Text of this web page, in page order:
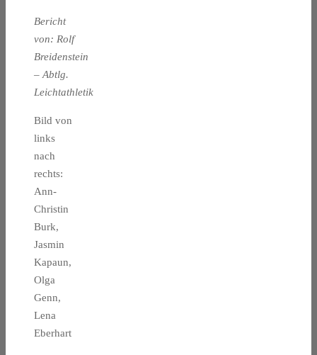
Bericht
von: Rolf
Breidenstein
– Abtlg.
Leichtathletik
Bild von
links
nach
rechts:
Ann-
Christin
Burk,
Jasmin
Kapaun,
Olga
Genn,
Lena
Eberhart